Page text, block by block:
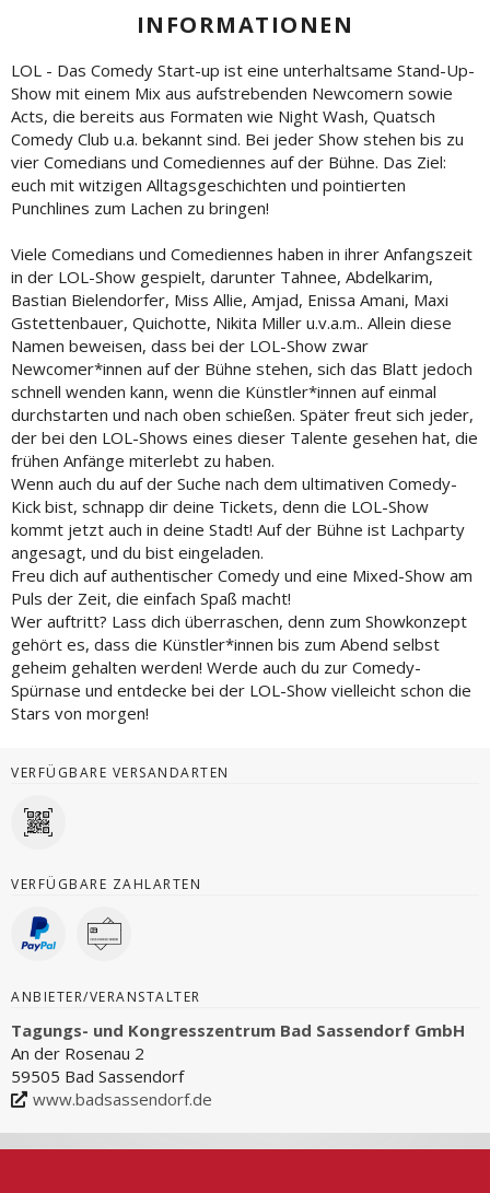
INFORMATIONEN
LOL - Das Comedy Start-up ist eine unterhaltsame Stand-Up-
Show mit einem Mix aus aufstrebenden Newcomern sowie
Acts, die bereits aus Formaten wie Night Wash, Quatsch
Comedy Club u.a. bekannt sind. Bei jeder Show stehen bis zu
vier Comedians und Comediennes auf der Bühne. Das Ziel:
euch mit witzigen Alltagsgeschichten und pointierten
Punchlines zum Lachen zu bringen!
Viele Comedians und Comediennes haben in ihrer Anfangszeit
in der LOL-Show gespielt, darunter Tahnee, Abdelkarim,
Bastian Bielendorfer, Miss Allie, Amjad, Enissa Amani, Maxi
Gstettenbauer, Quichotte, Nikita Miller u.v.a.m.. Allein diese
Namen beweisen, dass bei der LOL-Show zwar
Newcomer*innen auf der Bühne stehen, sich das Blatt jedoch
schnell wenden kann, wenn die Künstler*innen auf einmal
durchstarten und nach oben schießen. Später freut sich jeder,
der bei den LOL-Shows eines dieser Talente gesehen hat, die
frühen Anfänge miterlebt zu haben.
Wenn auch du auf der Suche nach dem ultimativen Comedy-
Kick bist, schnapp dir deine Tickets, denn die LOL-Show
kommt jetzt auch in deine Stadt! Auf der Bühne ist Lachparty
angesagt, und du bist eingeladen.
Freu dich auf authentischer Comedy und eine Mixed-Show am
Puls der Zeit, die einfach Spaß macht!
Wer auftritt? Lass dich überraschen, denn zum Showkonzept
gehört es, dass die Künstler*innen bis zum Abend selbst
geheim gehalten werden! Werde auch du zur Comedy-
Spürnase und entdecke bei der LOL-Show vielleicht schon die
Stars von morgen!
VERFÜGBARE VERSANDARTEN
VERFÜGBARE ZAHLARTEN
ANBIETER/VERANSTALTER
Tagungs- und Kongresszentrum Bad Sassendorf GmbH
An der Rosenau 2
59505 Bad Sassendorf
www.badsassendorf.de